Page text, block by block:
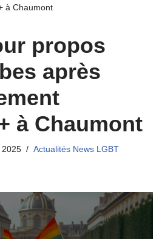
à Chaumont
propos
après
à Chaumont
2025 Actualités News LGBT